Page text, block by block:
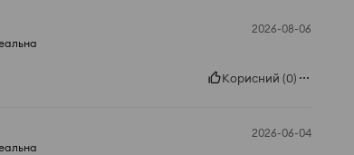
2026-08-06
Корисний (0)
2026-06-04